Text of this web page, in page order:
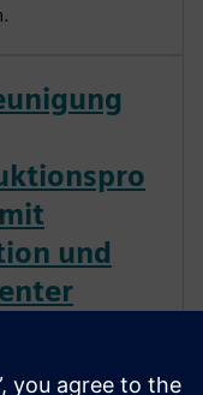
und
und